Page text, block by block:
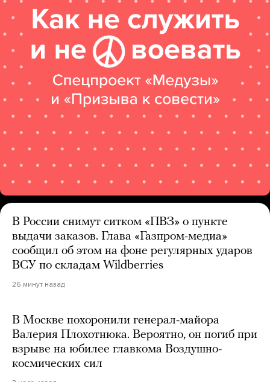
В России снимут ситком «ПВЗ» о пункте
выдачи заказов. Глава «Газпром-медиа»
сообщил об этом на фоне регулярных ударов
ВСУ по складам Wildberries
26 минут назад
В Москве похоронили генерал-майора
Валерия Плохотнюка. Вероятно, он погиб при
взрыве на юбилее главкома Воздушно-
космических сил